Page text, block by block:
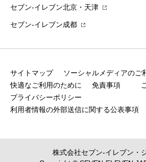
セブン‐イレブン北京・天津
セブン‐イレブン成都
サイトマップ
ソーシャルメディアのご
快適なご利用のために
免責事項
プライバシーポリシー
利用者情報の外部送信に関する公表事項
株式会社セブン‐イレブン・